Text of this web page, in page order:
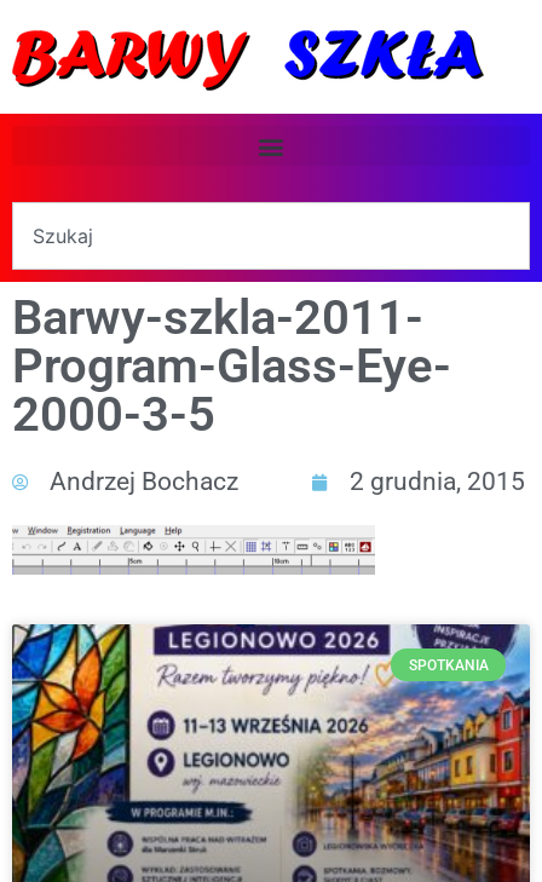
Barwy-szkla-2011-
Program-Glass-Eye-
2000-3-5
Andrzej Bochacz 2 grudnia, 2015
SPOTKANIA